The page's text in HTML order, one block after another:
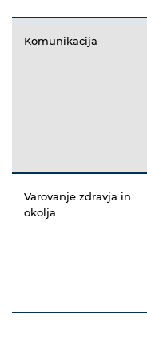
Komunikacija
Varovanje zdravja in
okolja